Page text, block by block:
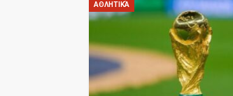
ΑΘΛΗΤΙΚΆ